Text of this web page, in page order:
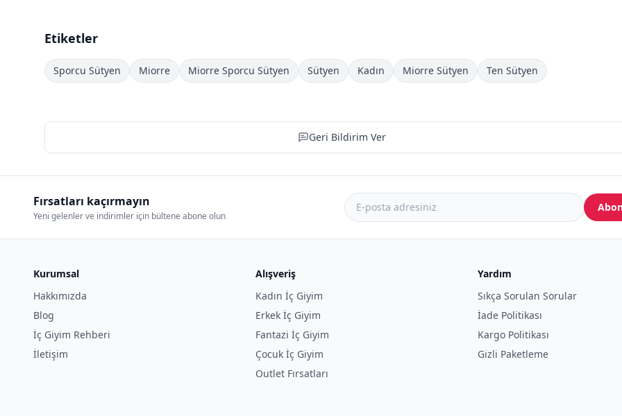
Etiketler
Sporcu Sütyen Miorre Miorre Sporcu Sütyen Sütyen Kadın Miorre Sütyen Ten Sütyen
Geri Bildirim Ver
Fırsatları kaçırmayın
Yeni gelenler ve indirimler için bültene abone olun
Kurumsal
Hakkımızda
Blog
İç Giyim Rehberi
İletişim
Alışveriş
Kadın İç Giyim
Erkek İç Giyim
Fantazi İç Giyim
Çocuk İç Giyim
Outlet Fırsatları
Yardım
Sıkça Sorulan Sorular
İade Politikası
Kargo Politikası
Gizli Paketleme